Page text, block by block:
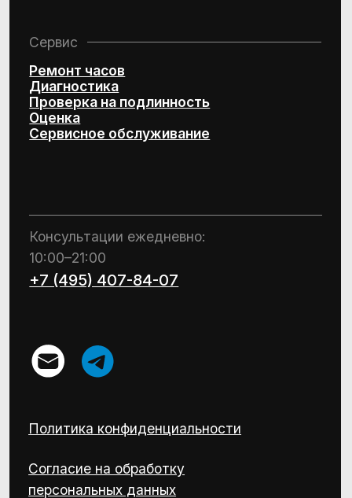
Design by Kchtv
ювелирных изделий